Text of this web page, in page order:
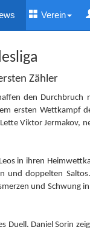
Verein
Zähler
den
ersten Wettkampf
Viktor Jermakov,
in ihren
und doppelten
und Schwung
Duell. Daniel Sorin